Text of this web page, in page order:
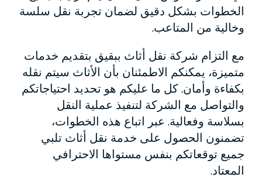
الخطوات بشكل دقيق لضمان تجربة نقل سلسة
وخالية من المتاعب.
مع التزام شركة نقل أثاث ببقيق بتقديم خدمات
متميزة، يمكنكم الاطمئنان بأن الأثاث سيتم نقله
بكفاءة وأمان. كل ما عليكم هو تحديد احتياجاتكم
والتواصل مع الشركة لتنفيذ عملية النقل
بسلاسة وفعالية. عبر اتباع هذه الخطوات،
تضمنون الحصول على خدمة نقل أثاث تلبي
جميع توقعاتكم بنفس مستواها الاحترافي
المعتاد.